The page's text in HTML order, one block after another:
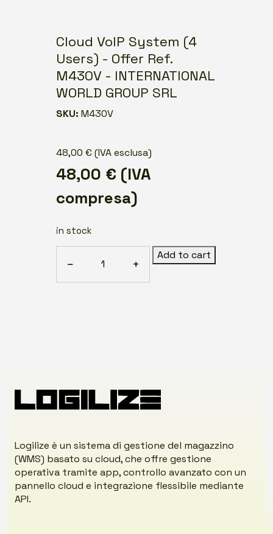
Cloud VoIP System (4
Users) - Offer Ref.
M430V - INTERNATIONAL
WORLD GROUP SRL
SKU: M430V
48,00€ (IVA esclusa)
48,00 € (IVA
compresa)
in stock
VoIP
System
INTERNATIONAL
WORLD
SRL
quantity
− +
Add to cart
Logilize è un sistema di gestione del magazzino
(WMS) basato su cloud, che offre gestione
operativa tramite app, controllo avanzato con un
pannello cloud e integrazione flessibile mediante
API.